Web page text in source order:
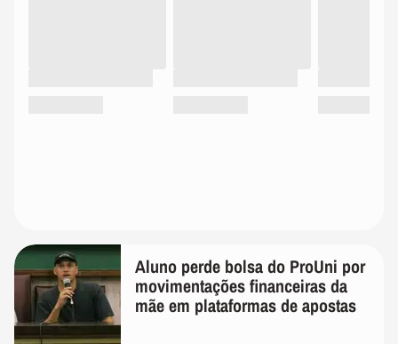
Aluno perde bolsa do ProUni por
movimentações financeiras da
mãe em plataformas de apostas